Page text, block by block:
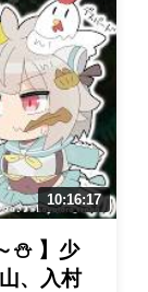
⛄ 】少
、入村